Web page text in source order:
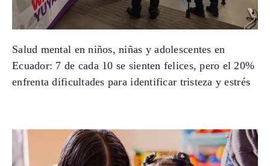
Salud mental en niños, niñas y adolescentes en
Ecuador: 7 de cada 10 se sienten felices, pero el 20%
enfrenta dificultades para identificar tristeza y estrés